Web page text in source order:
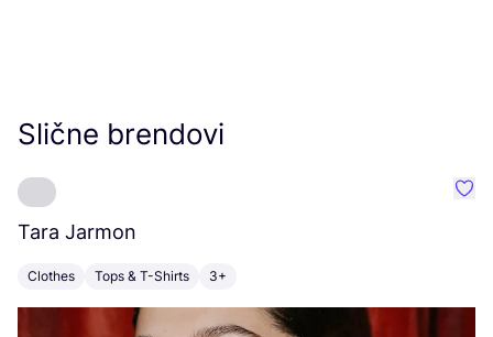
Slične brendovi
Tara Jarmon
Clothes Tops & T-Shirts 3+